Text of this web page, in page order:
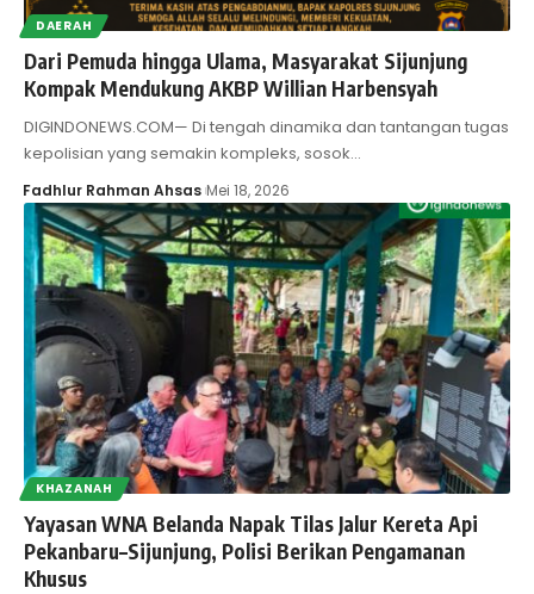
DAERAH
Dari Pemuda hingga Ulama, Masyarakat Sijunjung
Kompak Mendukung AKBP Willian Harbensyah
DIGINDONEWS.COM— Di tengah dinamika dan tantangan tugas
kepolisian yang semakin kompleks, sosok…
Fadhlur Rahman Ahsas Mei 18, 2026
KHAZANAH
Yayasan WNA Belanda Napak Tilas Jalur Kereta Api
Pekanbaru–Sijunjung, Polisi Berikan Pengamanan
Khusus